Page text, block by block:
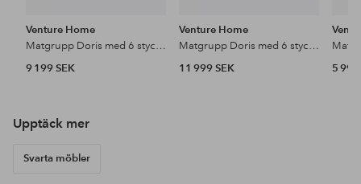
Venture Home
Matgrupp Doris med 6 stycken Vallby matstolar
9 199 SEK
Venture Home
Matgrupp Doris med 6 stycken Valleta matstolar
11 999 SEK
5 999
Upptäck mer
Svarta möbler